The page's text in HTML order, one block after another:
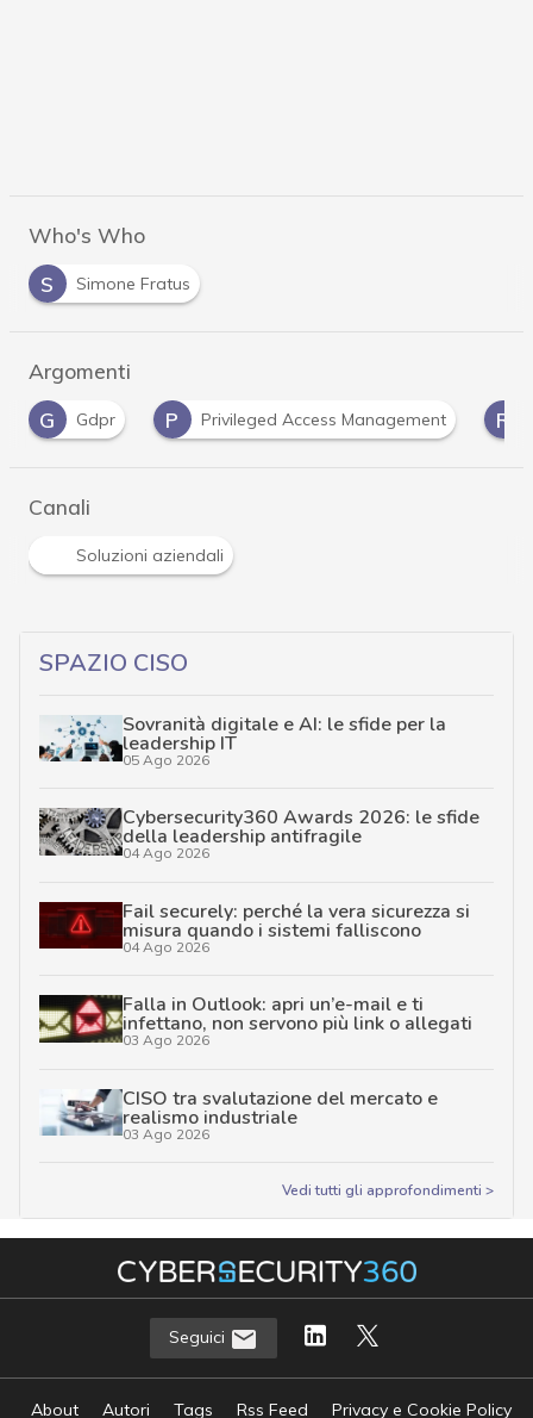
Who's Who
S
Simone Fratus
Argomenti
P
Privileged Access Management R ransomware
Canali
Soluzioni aziendali
SPAZIO CISO
Sovranità digitale e AI: le sfide per la
leadership IT
05 Ago 2026
Cybersecurity360 Awards 2026: le sfide
della leadership antifragile
04 Ago 2026
Fail securely: perché la vera sicurezza si
misura quando i sistemi falliscono
04 Ago 2026
Falla in Outlook: apri un’e-mail e ti
infettano, non servono più link o allegati
03 Ago 2026
CISO tra svalutazione del mercato e
realismo industriale
03 Ago 2026
Vedi tutti gli approfondimenti >
Seguici
About Autori Tags Rss Feed
Privacy e Cookie Policy